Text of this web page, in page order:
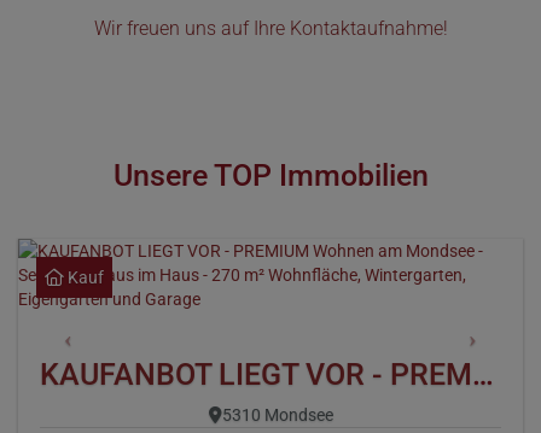
Wir freuen uns auf Ihre Kontaktaufnahme!
Unsere TOP Immobilien
Kauf
KAUFANBOT LIEGT VOR - PREMIUM Wohnen am Mondsee - Seenähe - Haus im Haus - 270 m² Wohnfläche, Wintergarten, Eigengarten und Garage
5310 Mondsee